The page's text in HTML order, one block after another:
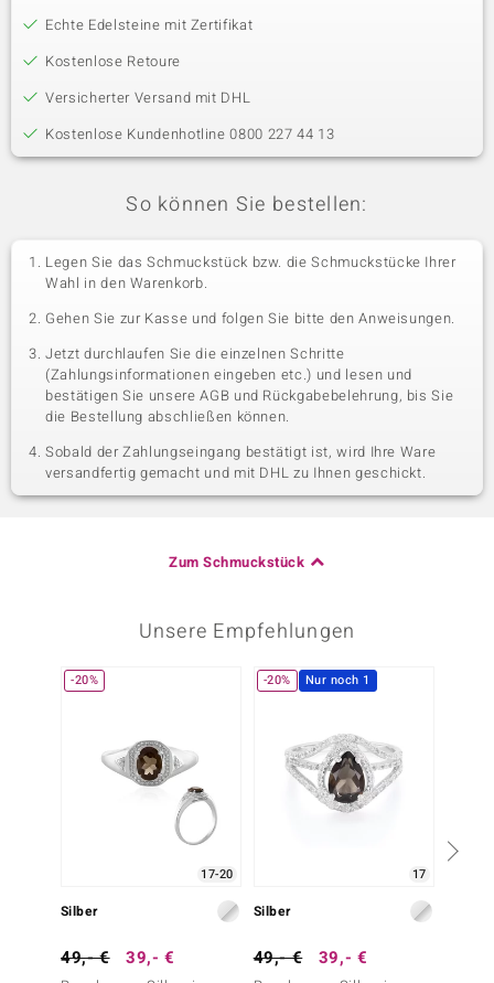
Echte Edelsteine mit Zertifikat
Kostenlose Retoure
Versicherter Versand mit DHL
Kostenlose Kundenhotline 0800 227 44 13
So können Sie bestellen:
Legen Sie das Schmuckstück bzw. die Schmuckstücke Ihrer
Wahl in den Warenkorb.
Gehen Sie zur Kasse und folgen Sie bitte den Anweisungen.
Jetzt durchlaufen Sie die einzelnen Schritte
(Zahlungsinformationen eingeben etc.) und lesen und
bestätigen Sie unsere AGB und Rückgabebelehrung, bis Sie
die Bestellung abschließen können.
Sobald der Zahlungseingang bestätigt ist, wird Ihre Ware
versandfertig gemacht und mit DHL zu Ihnen geschickt.
Zum Schmuckstück
Unsere Empfehlungen
-20%
17-20
Silber
49,- € 39,- €
-20% Nur noch 1
17
Silber
49,- € 39,- €